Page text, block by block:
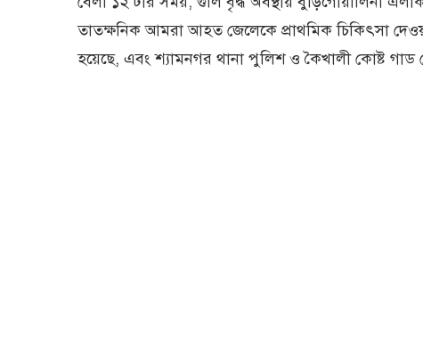
তাতক্ষনিক আমরা আহত জেলেকে প্রাথমিক চিকিৎসা
হয়েছে, এবং শ্যামনগর থানা পুলিশ ও কৈখালী কোষ্ট গাড